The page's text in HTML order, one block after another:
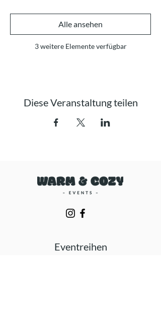
3 weitere Elemente verfügbar
Alle ansehen
Diese Veranstaltung teilen
Eventreihen